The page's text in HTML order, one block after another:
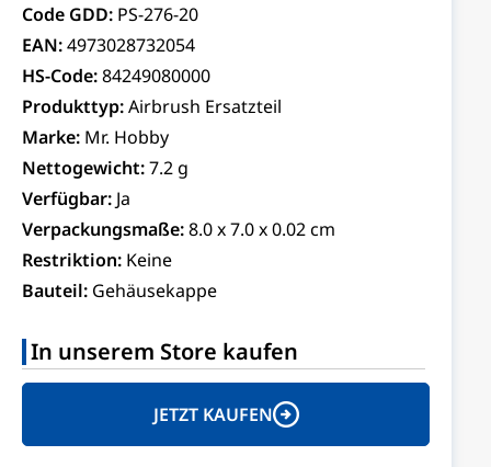
Code GDD: PS-276-20
EAN:4973028732054
HS-Code:84249080000
Produkttyp:Airbrush Ersatzteil
Marke: Mr. Hobby
Nettogewicht:7.2 g
Verfügbar: Ja
Verpackungsmaße:8.0 x 7.0 x 0.02 cm
Restriktion: Keine
Bauteil: Gehäusekappe
In unserem Store kaufen
JETZT KAUFEN